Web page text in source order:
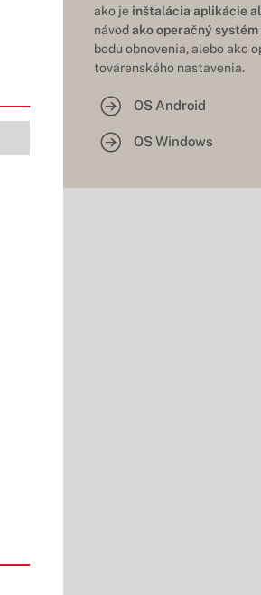
ako je inštalácia aplikácie
návod ako operačný
bodu obnovenia, alebo ako
továrenského nastavenia.
OS Android
OS Windows